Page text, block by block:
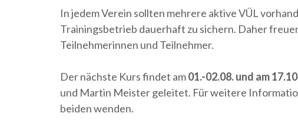
In jedem Verein sollten mehrere aktive VÜL
Trainingsbetrieb dauerhaft zu sichern. Daher
Teilnehmerinnen und Teilnehmer.
Der nächste Kurs findet am01.-02.08. und am
und Martin Meister geleitet. Für weitere
beiden wenden.